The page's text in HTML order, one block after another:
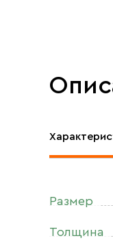
Размер
Толщина